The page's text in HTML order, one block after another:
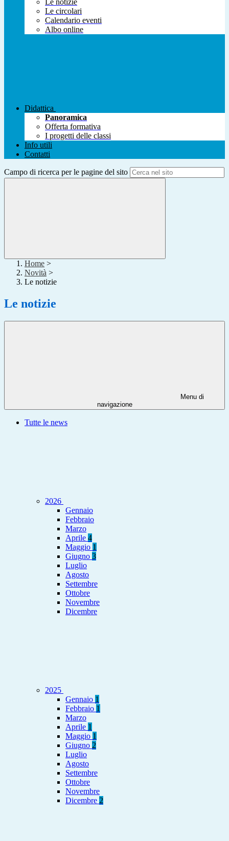
Le notizie
Le circolari
Calendario eventi
Albo online
Didattica
Panoramica
Offerta formativa
I progetti delle classi
Info utili
Contatti
Campo di ricerca per le pagine del sito
Home >
Novità >
Le notizie
Le notizie
Menu di
navigazione
Tutte le news
2026
Gennaio
Febbraio
Marzo
Aprile 4
Maggio 1
Giugno 3
Luglio
Agosto
Settembre
Ottobre
Novembre
Dicembre
2025
Gennaio 1
Febbraio 1
Marzo
Aprile 1
Maggio 1
Giugno 2
Luglio
Agosto
Settembre
Ottobre
Novembre
Dicembre 2